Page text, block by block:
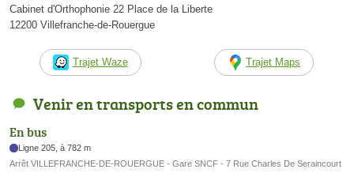
Cabinet d'Orthophonie 22 Place de la Liberte
12200 Villefranche-de-Rouergue
Trajet Waze Trajet Maps
Venir en transports en commun
En bus
Ligne 205, à 782 m
Arrêt VILLEFRANCHE-DE-ROUERGUE - Gare SNCF - 7 Rue Charles De Seraincourt